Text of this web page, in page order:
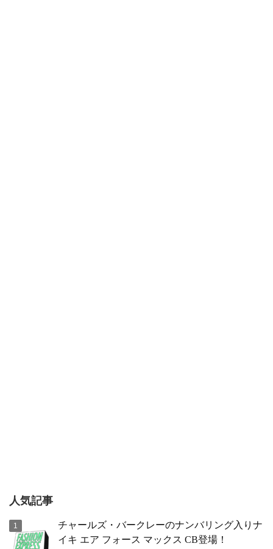
人気記事
チャールズ・バークレーのナンバリング入りナ
イキ エア フォース マックス CB登場！